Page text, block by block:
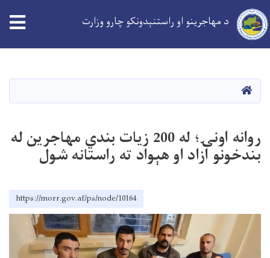
content
د مهاجرینو او راستنېدونکو چارو وزارت
کورپاڼه
روانه اونۍ؛ له 200 زیات بندي مهاجرین له
بندخونو ازاد او هېواد ته راستانه شول
https://morr.gov.af/ps/node/10164